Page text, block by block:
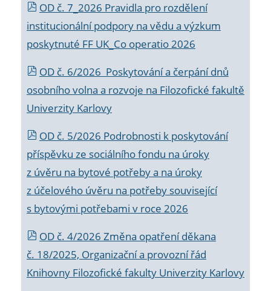
OD č. 7_2026 Pravidla pro rozdělení
institucionální podpory na vědu a výzkum
poskytnuté FF UK_Co operatio 2026
OD č. 6/2026 Poskytování a čerpání dnů
osobního volna a rozvoje na Filozofické fakultě
Univerzity Karlovy
OD č. 5/2026 Podrobnosti k poskytování
příspěvku ze sociálního fondu na úroky
z úvěru na bytové potřeby a na úroky
z účelového úvěru na potřeby související
s bytovými potřebami v roce 2026
OD č. 4/2026 Změna opatření děkana
č. 18/2025, Organizační a provozní řád
Knihovny Filozofické fakulty Univerzity Karlovy